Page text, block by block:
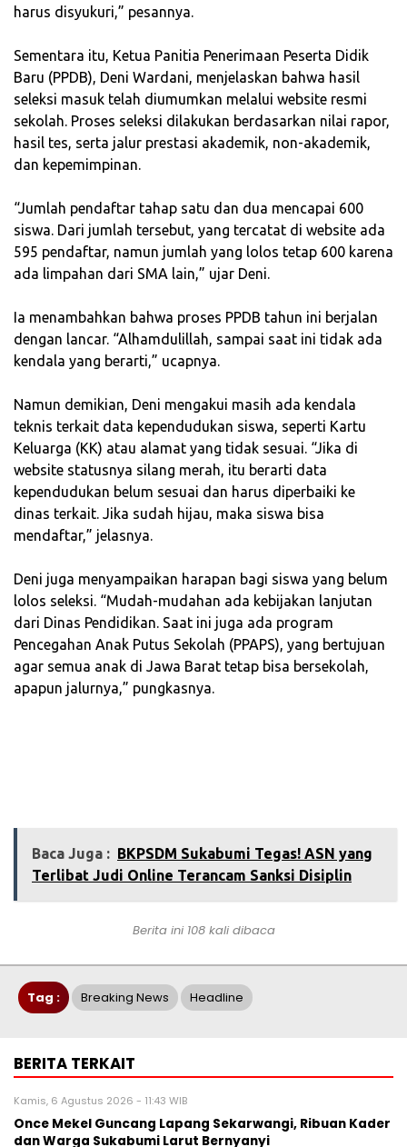
harus disyukuri,” pesannya.
‎Sementara itu, Ketua Panitia Penerimaan Peserta Didik
Baru (PPDB), Deni Wardani, menjelaskan bahwa hasil
seleksi masuk telah diumumkan melalui website resmi
sekolah. Proses seleksi dilakukan berdasarkan nilai rapor,
hasil tes, serta jalur prestasi akademik, non-akademik,
dan kepemimpinan.
‎“Jumlah pendaftar tahap satu dan dua mencapai 600
siswa. Dari jumlah tersebut, yang tercatat di website ada
595 pendaftar, namun jumlah yang lolos tetap 600 karena
ada limpahan dari SMA lain,” ujar Deni.
‎Ia menambahkan bahwa proses PPDB tahun ini berjalan
dengan lancar. “Alhamdulillah, sampai saat ini tidak ada
kendala yang berarti,” ucapnya.
‎Namun demikian, Deni mengakui masih ada kendala
teknis terkait data kependudukan siswa, seperti Kartu
Keluarga (KK) atau alamat yang tidak sesuai. “Jika di
website statusnya silang merah, itu berarti data
kependudukan belum sesuai dan harus diperbaiki ke
dinas terkait. Jika sudah hijau, maka siswa bisa
mendaftar,” jelasnya.
‎Deni juga menyampaikan harapan bagi siswa yang belum
lolos seleksi. “Mudah-mudahan ada kebijakan lanjutan
dari Dinas Pendidikan. Saat ini juga ada program
Pencegahan Anak Putus Sekolah (PPAPS), yang bertujuan
agar semua anak di Jawa Barat tetap bisa bersekolah,
apapun jalurnya,” pungkasnya.
Baca Juga : BKPSDM Sukabumi Tegas! ASN yang
Terlibat Judi Online Terancam Sanksi Disiplin
Berita ini 108 kali dibaca
Tag : Breaking News Headline
BERITA TERKAIT
Kamis, 6 Agustus 2026 - 11:43 WIB
Once Mekel Guncang Lapang Sekarwangi, Ribuan Kader
dan Warga Sukabumi Larut Bernyanyi